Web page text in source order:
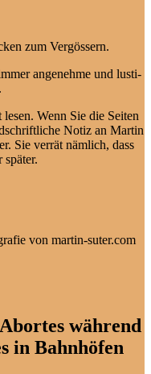
zum Vergössern.
an­ge­neh­me und lus­ti­
Wenn Sie die Sei­ten
No­tiz an Mar­tin
Sie ver­rät näm­lich, dass
später.
von martin-suter.com
während
in Bahnhöfen